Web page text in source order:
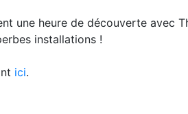
une heure de découverte avec
installations !
ici.